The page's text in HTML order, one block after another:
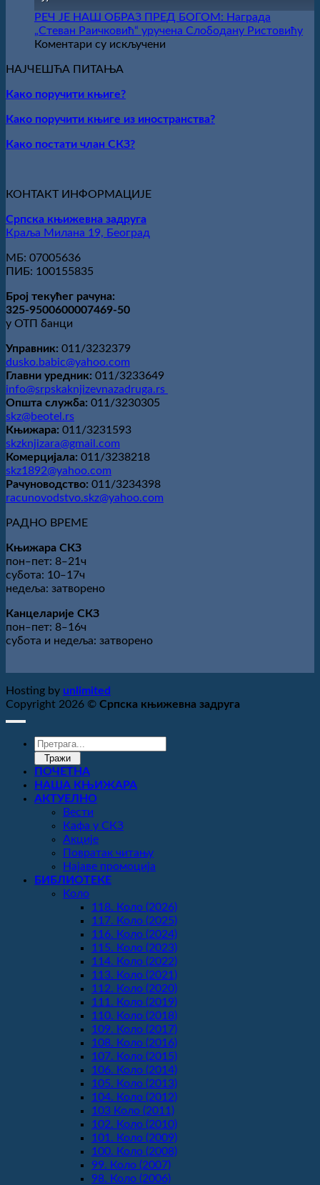
ВРШЦА:
Стефан
поезију
РЕЧ ЈЕ НАШ ОБРАЗ ПРЕД БОГОМ: Награда
„Стеван Раичковић“ уручена Слободану Ристовићу
Коментари су искључени
БОГОМ:
НАЈЧЕШЋА ПИТАЊА
Како поручити књиге?
Како поручити књиге из иностранства?
Како постати члан СКЗ?
КОНТАКТ ИНФОРМАЦИЈЕ
Српска књижевна задруга
Краља Милана 19, Београд
МБ: 07005636
ПИБ: 100155835
Број текућег рачуна:
325-9500600007469-50
у ОТП банци
Управник: 011/3232379
dusko.babic@yahoo.com
Главни уредник: 011/3233649
info@srpskaknjizevnazadruga.rs
Општа служба: 011/3230305
skz@beotel.rs
Књижара: 011/3231593
skzknjizara@gmail.com
Комерцијала: 011/3238218
skz1892@yahoo.com
Рачуноводство: 011/3234398
racunovodstvo.skz@yahoo.com
РАДНО ВРЕМЕ
Књижара СКЗ
пон‒пет: 8‒21ч
субота: 10‒17ч
недеља: затворено
Канцеларије СКЗ
пон‒пет: 8‒16ч
субота и недеља: затворено
Hosting by unlimited
Copyright 2026 © Српска књижевна задруга
Products
search
Тражи
ПОЧЕТНА
НАША КЊИЖАРА
АКТУЕЛНО
Вести
Кафа у СКЗ
Акције
Повратак читању
Најаве промоција
БИБЛИОТЕКЕ
Koло
118. Коло (2026)
117. Коло (2025)
116. Коло (2024)
115. Коло (2023)
114. Коло (2022)
113. Коло (2021)
112. Коло (2020)
111. Коло (2019)
110. Коло (2018)
109. Коло (2017)
108. Коло (2016)
107. Коло (2015)
106. Коло (2014)
105. Коло (2013)
104. Коло (2012)
103 Коло (2011)
102. Коло (2010)
101. Коло (2009)
100. Коло (2008)
99. Коло (2007)
98. Коло (2006)